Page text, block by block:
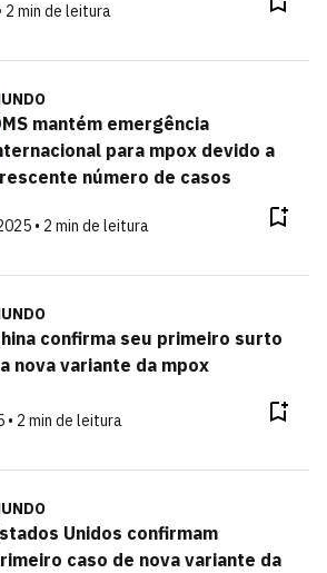
2 min de leitura
mantém emergência
para mpox devido a
número de casos
• 2 min de leitura
confirma seu primeiro surto
nova variante da mpox
2 min de leitura
Unidos confirmam
caso de nova variante da